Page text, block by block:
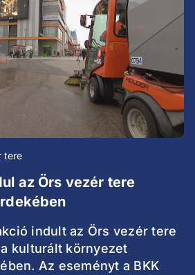
tere
az Örs vezér tere
indult az Örs vezér tere
kulturált környezet
Az eseményt a BKK